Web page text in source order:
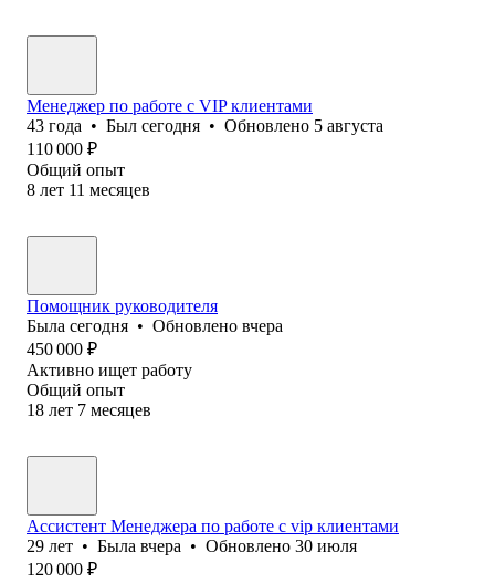
Менеджер по работе с VIP клиентами
43 года • Был сегодня • Обновлено 5 августа
110 000 ₽
Общий опыт
8 лет 11 месяцев
Помощник руководителя
Была сегодня • Обновлено вчера
450 000 ₽
Активно ищет работу
Общий опыт
18 лет 7 месяцев
Ассистент Менеджера по работе с vip клиентами
29 лет • Была вчера • Обновлено 30 июля
120 000 ₽